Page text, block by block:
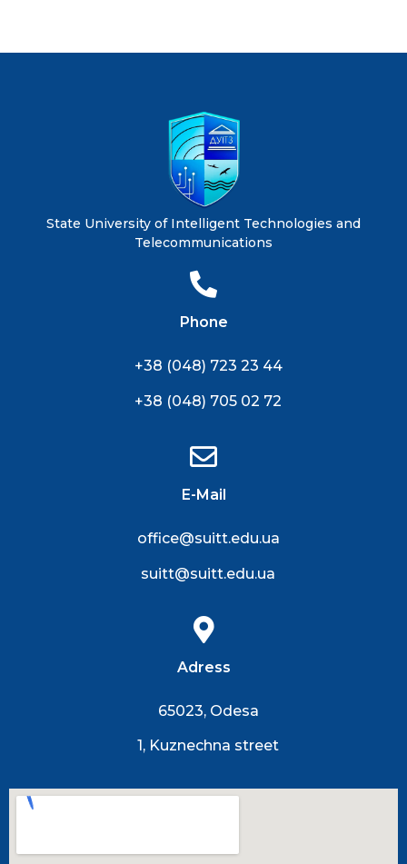
State University of Intelligent Technologies and
Telecommunications
Phone
+38 (048) 723 23 44
+38 (048) 705 02 72
E-Mail
office@suitt.edu.ua
suitt@suitt.edu.ua
Adress
65023, Odesa
1, Kuznechna street